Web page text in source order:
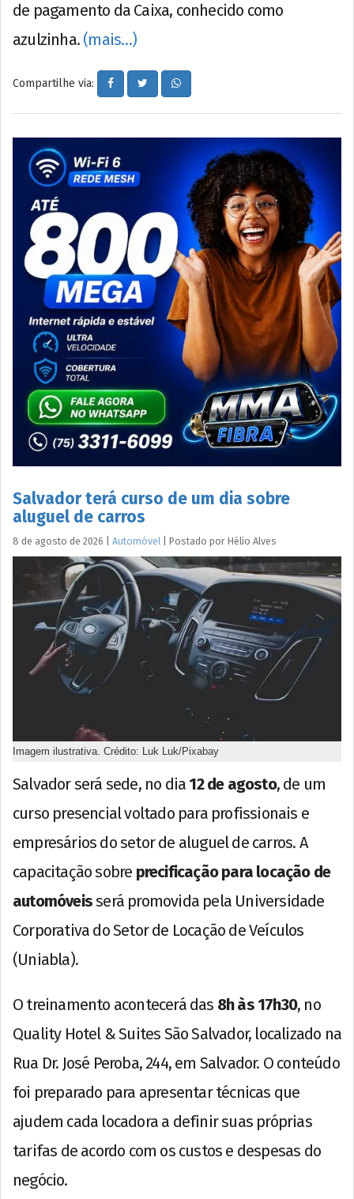
de pagamento da Caixa, conhecido como
azulzinha. (mais…)
Compartilhe via:
Salvador terá curso de um dia sobre
aluguel de carros
8 de agosto de 2026 Automóvel Postado por Hélio Alves
Imagem ilustrativa. Crédito: Luk Luk/Pixabay
Salvador será sede, no dia 12 de agosto, de um
curso presencial voltado para profissionais e
empresários do setor de aluguel de carros. A
capacitação sobre precificação para locação de
automóveisserá promovida pela Universidade
Corporativa do Setor de Locação de Veículos
(Uniabla).
O treinamento acontecerá das 8h às 17h30, no
Quality Hotel & Suites São Salvador, localizado na
Rua Dr. José Peroba, 244, em Salvador. O conteúdo
foi preparado para apresentar técnicas que
ajudem cada locadora a definir suas próprias
tarifas de acordo com os custos e despesas do
negócio.